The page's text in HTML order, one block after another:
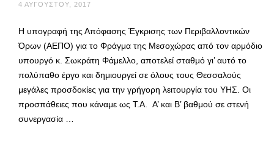
4 ΑΥΓΟΎΣΤΟΥ, 2017
Η υπογραφή της Απόφασης Έγκρισης των Περιβαλλοντικών
Όρων (ΑΕΠΟ) για το Φράγμα της Μεσοχώρας από τον αρμόδιο
υπουργό κ. Σωκράτη Φάμελλο, αποτελεί σταθμό γι’ αυτό το
πολύπαθο έργο και δημιουργεί σε όλους τους Θεσσαλούς
μεγάλες προσδοκίες για την γρήγορη λειτουργία του ΥΗΣ. Οι
προσπάθειες που κάναμε ως Τ.Α. Α’ και Β’ βαθμού σε στενή
συνεργασία …